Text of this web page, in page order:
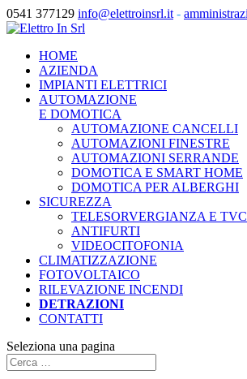
0541 377129 info@elettroinsrl.it -
HOME
AZIENDA
IMPIANTI ELETTRICI
AUTOMAZIONE
E DOMOTICA
AUTOMAZIONE CANCELLI
AUTOMAZIONI FINESTRE
AUTOMAZIONI SERRANDE
DOMOTICA E SMART HOME
DOMOTICA PER ALBERGHI
SICUREZZA
TELESORVERGIANZA E
ANTIFURTI
VIDEOCITOFONIA
CLIMATIZZAZIONE
FOTOVOLTAICO
RILEVAZIONE INCENDI
DETRAZIONI
CONTATTI
Seleziona una pagina